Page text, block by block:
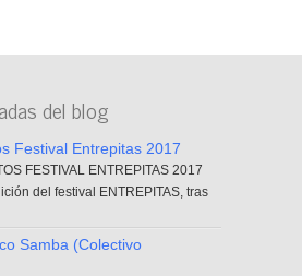
del blog
Festival Entrepitas 2017
FESTIVAL ENTREPITAS 2017
del festival ENTREPITAS, tras
Samba (Colectivo